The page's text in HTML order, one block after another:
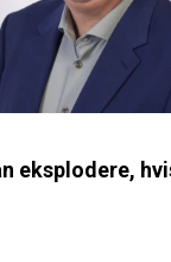
eksplodere,